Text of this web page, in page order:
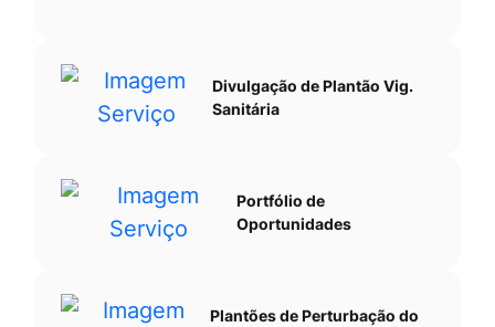
Divulgação de Plantão Vig.
Sanitária
Portfólio de
Oportunidades
Plantões de Perturbação do